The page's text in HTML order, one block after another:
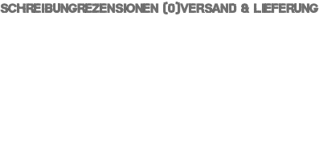
REZENSIONEN (0)VERSAND & LIEFERUNG